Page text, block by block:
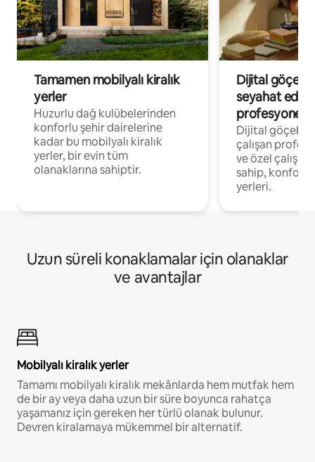
Tamamen mobilyalı kiralık
yerler
Huzurlu dağ kulübelerinden
konforlu şehir dairelerine
kadar bu mobilyalı kiralık
yerler, bir evin tüm
olanaklarına sahiptir.
Dijital
seyahat eden
Dijital
çalışan
ve özel
sahip,
yerleri.
Uzun süreli konaklamalar için olanaklar
ve avantajlar
Mobilyalı kiralık yerler
Tamamı mobilyalı kiralık mekânlarda hem mutfak hem
de bir ay veya daha uzun bir süre boyunca rahatça
yaşamanız için gereken her türlü olanak bulunur.
Devren kiralamaya mükemmel bir alternatif.